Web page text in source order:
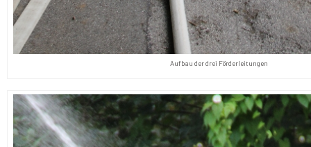
Aufbau der drei Förderleitungen